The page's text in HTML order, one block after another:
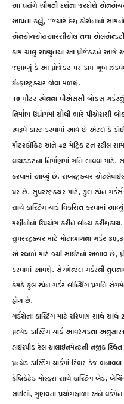
આ પ્રસંગે શ્રીમતી દર્શના જરદોશે
આપતા કહ્યું, “જ્યારે દેશ કોરોનાનો
એનએચએસઆરસીએલ તથા એલએન્ડટીએ
કામ ચાલુ રાખ્યુતથા આ પ્રોજેક્ટને
જણાવ્યું કે આ પ્રોજેક્ટ પર કામ ખૂબ
ઈન્ફ્રાસ્ટ્રક્ચર જોવા મળશે.
40 મીટર સ્પેનના પીએસસી બોક્સ
નિર્માણ ઉદ્યોગમાં સૌથી ભારે પીએસસી
સ્વરૂપે કાસ્ટ કરવામાં આવે છે એટલે કે કોઈ
મીટરકોંક્રિટ અને 42 મેટ્રિક ટન સ્ટીલ
વાયડક્ટના નિર્માણમાં ગતિ લાવવા
કરવામાં આવ્યું છે. સબસ્ટ્રક્ચર
પર છે, સુપરસ્ટ્રક્ચર માટે, ફુલ સ્પેન
સાથે કાસ્ટિંગ યાર્ડ વિકસિત કરવામાં
મશીનોનો ઉપયોગ કરીને લોન્ચ કરીશકાય.
સુપરસ્ટ્રક્ચર માટે મોટાભાગના ગર્ડર
એ સ્થળો માટે જ્યાં સાઈટનો અભાવ છે,
કરવામાં આવશે. સેગમેન્ટલ ગર્ડરની
કેમકે ફુલ સ્પેન ગર્ડર લોન્ચિંગ પ્રગતિ
હોય છે.
ગર્ડરોના કાસ્ટિંગ માટે સંરેખણ સાથે સાથે
પ્રત્યેક કાસ્ટિંગ યાર્ડ આવશ્યકતા
હાઈસ્પીડ રેલ અલાઈનમેન્ટની નજીક સ્થિત
પ્રત્યેક કાસ્ટિંગ યાર્ડમાં રિબર કેજ
ફેબ્રિકેટેડ મોલ્ડ્સ સાથે કાસ્ટિંગ બેડ,
સાઈલો, ગુણવત્તા પ્રયોગશાળા અને